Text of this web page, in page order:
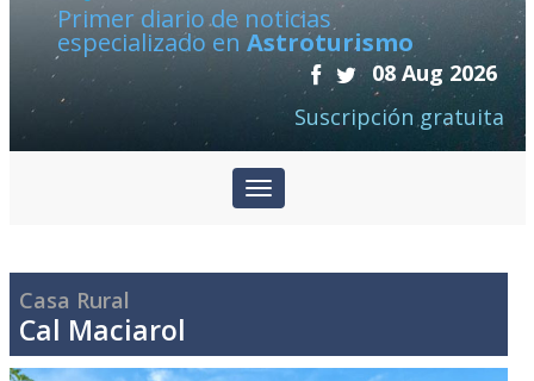
Primer diario de noticias
especializado en Astroturismo
08 Aug 2026
Suscripción gratuita
Casa Rural
Cal Maciarol